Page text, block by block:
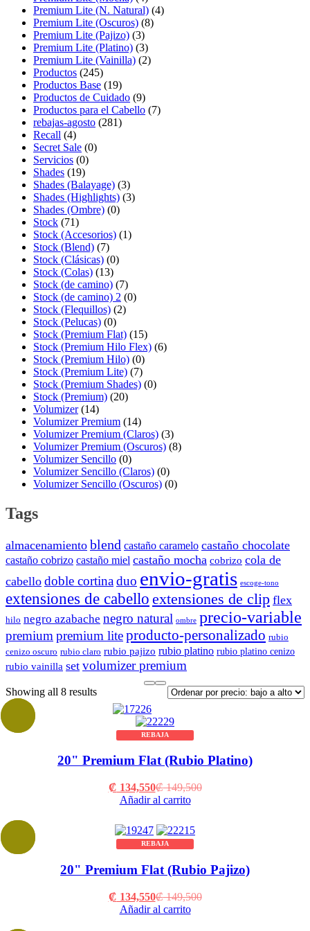
Premium Lite (N. Natural) (4)
Premium Lite (Oscuros) (8)
Premium Lite (Pajizo) (3)
Premium Lite (Platino) (3)
Premium Lite (Vainilla) (2)
Productos (245)
Productos Base (19)
Productos de Cuidado (9)
Productos para el Cabello (7)
rebajas-agosto (281)
Recall (4)
Secret Sale (0)
Servicios (0)
Shades (19)
Shades (Balayage) (3)
Shades (Highlights) (3)
Shades (Ombre) (0)
Stock (71)
Stock (Accesorios) (1)
Stock (Blend) (7)
Stock (Clásicas) (0)
Stock (Colas) (13)
Stock (de camino) (7)
Stock (de camino) 2 (0)
Stock (Flequillos) (2)
Stock (Pelucas) (0)
Stock (Premium Flat) (15)
Stock (Premium Hilo Flex) (6)
Stock (Premium Hilo) (0)
Stock (Premium Lite) (7)
Stock (Premium Shades) (0)
Stock (Premium) (20)
Volumizer (14)
Volumizer Premium (14)
Volumizer Premium (Claros) (3)
Volumizer Premium (Oscuros) (8)
Volumizer Sencillo (0)
Volumizer Sencillo (Claros) (0)
Volumizer Sencillo (Oscuros) (0)
Tags
almacenamiento blend castaño caramelo castaño chocolate
castaño cobrizo castaño miel castaño mocha cobrizo cola de
cabello doble cortinaduo envio-gratis escoge-tono
extensiones de cabello extensiones de clip flex
hilo negro azabache negro natural ombre precio-variable
premium premium liteproducto-personalizado rubio
cenizo oscuro rubio claro rubio pajizo rubio platino rubio platino cenizo
rubio vainilla set volumizer premium
Showing all 8 resultsSorted
price:
high
REBAJA
20" Premium Flat (Rubio Platino)
₡ 134,550Current
price
₡ 134,550.
₡149,500Original
Añadir al carrito
REBAJA
20" Premium Flat (Rubio Pajizo)
₡ 134,550Current
price
₡149,500Original
Añadir al carrito